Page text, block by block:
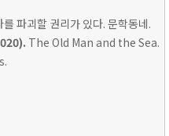
를 파괴할 권리가 있다. 문학동네.
The Old Man and the Sea.